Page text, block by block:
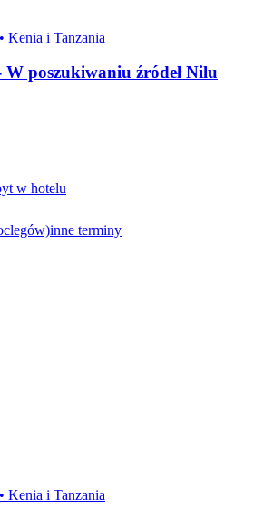
• Kenia i Tanzania
poszukiwaniu źródeł Nilu
w hotelu
inne terminy
• Kenia i Tanzania